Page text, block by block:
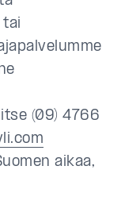
tai
(09) 4766
aikaa,